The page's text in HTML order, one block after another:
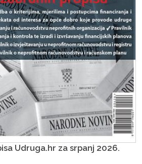
Udruga.hr za srpanj 2026.